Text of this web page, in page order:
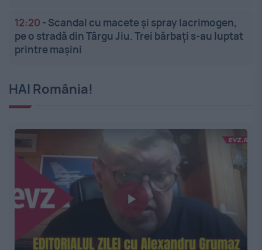
12:20 - Scandal cu macete și spray lacrimogen,
pe o stradă din Târgu Jiu. Trei bărbați s-au luptat
printre mașini
HAI România!